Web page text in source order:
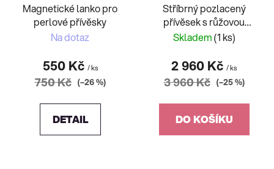
Magnetické lanko pro
perlové přívěsky
Na dotaz
550 Kč / ks
750 Kč (–26 %)
DETAIL
Stříbrný pozlacený
přívěsek s růžovou
sladkovodní perlou
Skladem(1 ks)
2 960 Kč / ks
3 960 Kč (–25 %)
DO KOŠÍKU